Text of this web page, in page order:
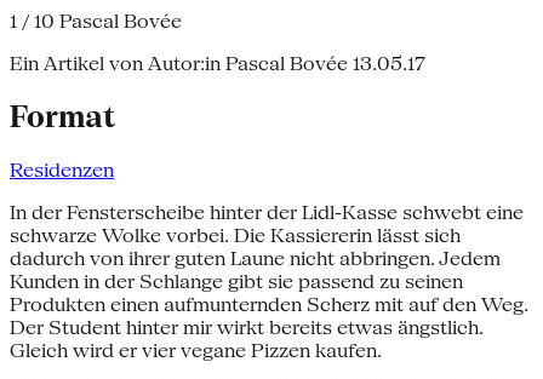
1 / 10 Pascal Bovée
Ein Artikel von Autor:in Pascal Bovée 13.05.17
Format
Residenzen
In der Fensterscheibe hinter der Lidl-Kasse schwebt eine
schwarze Wolke vorbei. Die Kassiererin lässt sich
dadurch von ihrer guten Laune nicht abbringen. Jedem
Kunden in der Schlange gibt sie passend zu seinen
Produkten einen aufmunternden Scherz mit auf den Weg.
Der Student hinter mir wirkt bereits etwas ängstlich.
Gleich wird er vier vegane Pizzen kaufen.